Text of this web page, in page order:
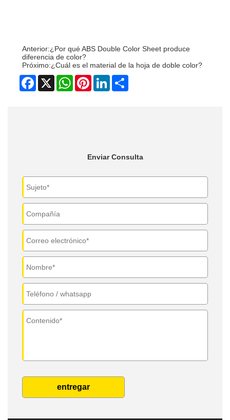
Anterior:¿Por qué ABS Double Color Sheet produce
diferencia de color?
Próximo:¿Cuál es el material de la hoja de doble color?
Facebook
X WhatsAppPinterestLinkedInShare
Enviar Consulta
entregar